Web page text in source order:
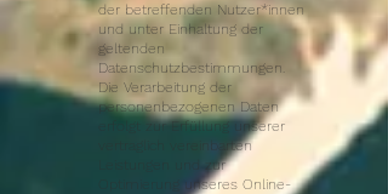
der betreffenden Nutzer*innen
und unter Einhaltung der
geltenden
Datenschutzbestimmungen.
Die Verarbeitung der
personenbezogenen Daten
erfolgt zur Erfüllung unserer
vertraglich vereinbarten
Leistungen und zur
Optimierung unseres Online-